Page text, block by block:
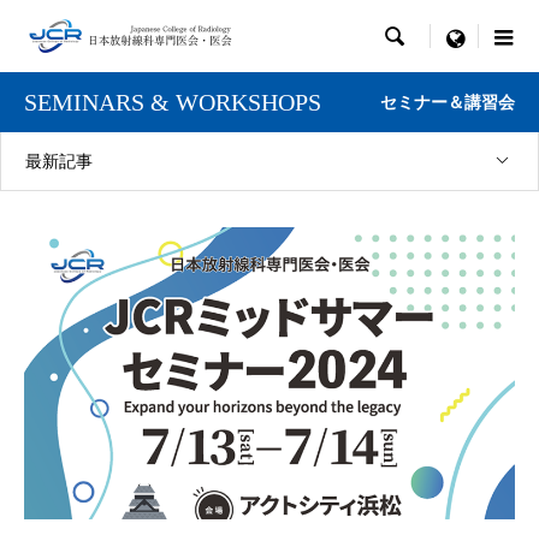
 menu
SEMINARS & WORKSHOPS セミナー＆講習会
最新記事